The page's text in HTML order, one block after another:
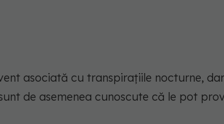
asociată cu transpirațiile nocturne,
de asemenea cunoscute că le pot